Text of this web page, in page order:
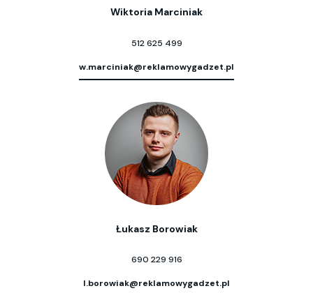
Wiktoria Marciniak
512 625 499
w.marciniak@reklamowygadzet.pl
Łukasz Borowiak
690 229 916
l.borowiak@reklamowygadzet.pl